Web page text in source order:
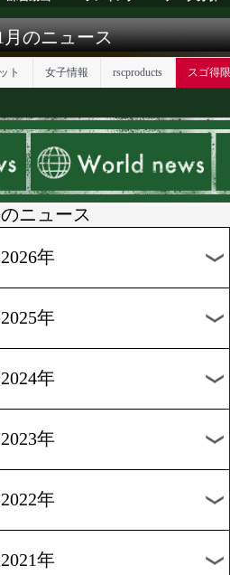
練習動画 ランキング
ダイエット
過去のニュース
2026年
2025年